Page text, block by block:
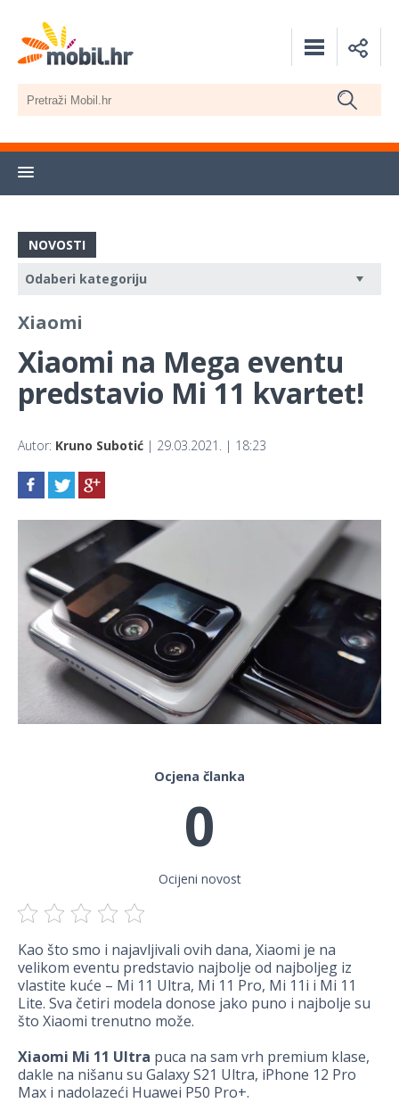
NOVOSTI
Xiaomi
Xiaomi na Mega eventu
predstavio Mi 11 kvartet!
Autor: Kruno Subotić | 29.03.2021. | 18:23
Ocjena članka
0
Ocijeni novost
Kao što smo i najavljivali ovih dana, Xiaomi je na
velikom eventu predstavio najbolje od najboljeg iz
vlastite kuće – Mi 11 Ultra, Mi 11 Pro, Mi 11i i Mi 11
Lite. Sva četiri modela donose jako puno i najbolje su
što Xiaomi trenutno može.
Xiaomi Mi 11 Ultra puca na sam vrh premium klase,
dakle na nišanu su Galaxy S21 Ultra, iPhone 12 Pro
Max i nadolazeći Huawei P50 Pro+.